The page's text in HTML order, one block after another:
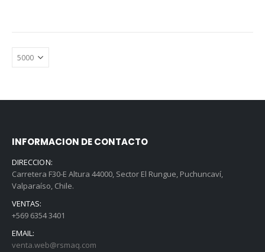
INFORMACION DE CONTACTO
DIRECCION:
Carretera F30-E Altura 44000, Sector El Rungue, Puchuncaví,
Valparaíso, Chile.
VENTAS:
+569 6354 3401
EMAIL:
venta.web@rsmaq.com